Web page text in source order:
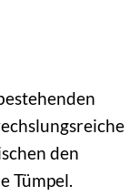
den
Tümpel.